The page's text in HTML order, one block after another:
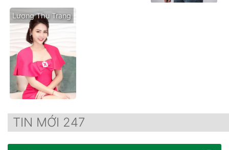
Lương Thu Trang
TIN MỚI 247